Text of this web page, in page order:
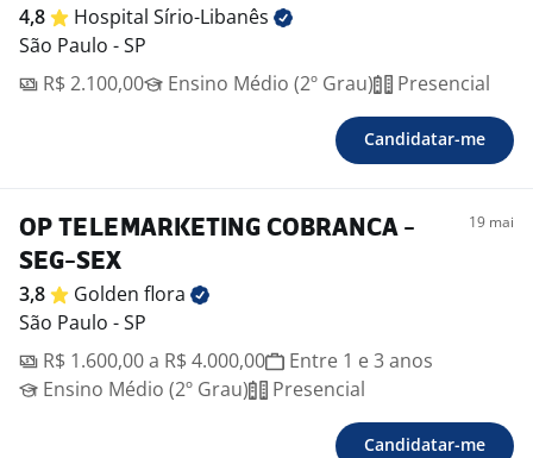
4,8 Hospital Sírio-Libanês
São Paulo - SP
R$ 2.100,00
Ensino Médio (2º Grau) Presencial
Candidatar-me
OP TELEMARKETING COBRANCA -
SEG-SEX
19 mai
3,8 Golden flora
São Paulo - SP
R$ 1.600,00 a R$ 4.000,00
Entre 1 e 3 anos
Ensino Médio (2º Grau)
Presencial
Candidatar-me